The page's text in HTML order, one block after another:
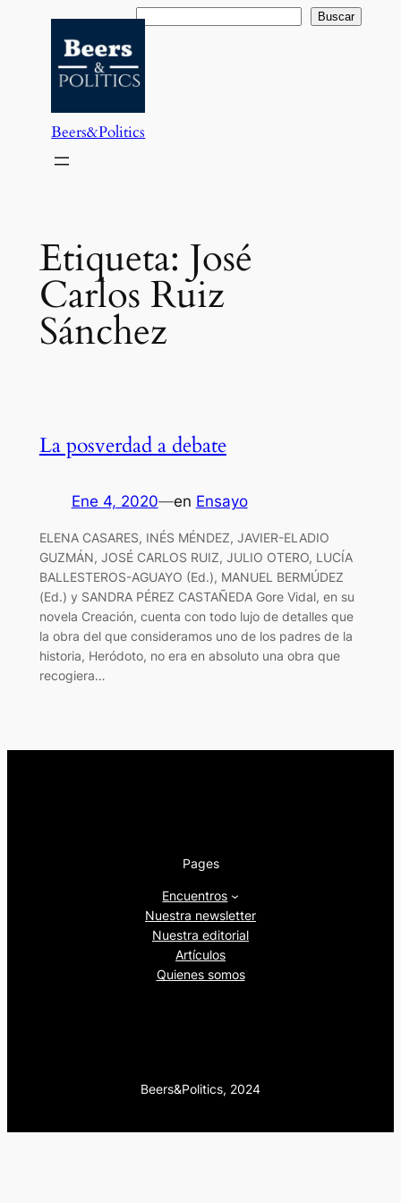
contenido
Buscar Buscar
Beers&Politics
Etiqueta: José
Carlos Ruiz
Sánchez
La posverdad a debate
Ene 4, 2020—en Ensayo
ELENA CASARES, INÉS MÉNDEZ, JAVIER-ELADIO
GUZMÁN, JOSÉ CARLOS RUIZ, JULIO OTERO, LUCÍA
BALLESTEROS-AGUAYO (Ed.), MANUEL BERMÚDEZ
(Ed.) y SANDRA PÉREZ CASTAÑEDA Gore Vidal, en su
novela Creación, cuenta con todo lujo de detalles que
la obra del que consideramos uno de los padres de la
historia, Heródoto, no era en absoluto una obra que
recogiera…
Pages
Encuentros
Nuestra newsletter
Nuestra editorial
Artículos
Quienes somos
Beers&Politics, 2024